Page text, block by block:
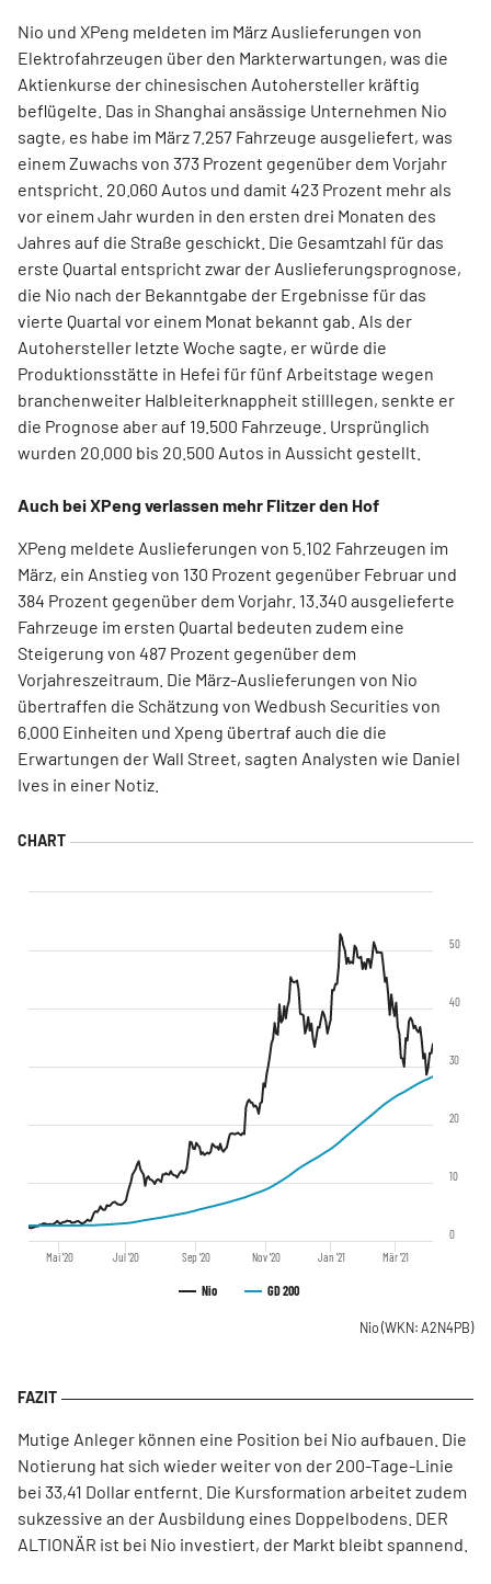
Nio und XPeng meldeten im März Auslieferungen von
Elektrofahrzeugen über den Markterwartungen, was die
Aktienkurse der chinesischen Autohersteller kräftig
beflügelte. Das in Shanghai ansässige Unternehmen Nio
sagte, es habe im März 7.257 Fahrzeuge ausgeliefert, was
einem Zuwachs von 373 Prozent gegenüber dem Vorjahr
entspricht. 20.060 Autos und damit 423 Prozent mehr als
vor einem Jahr wurden in den ersten drei Monaten des
Jahres auf die Straße geschickt. Die Gesamtzahl für das
erste Quartal entspricht zwar der Auslieferungsprognose,
die Nio nach der Bekanntgabe der Ergebnisse für das
vierte Quartal vor einem Monat bekannt gab. Als der
Autohersteller letzte Woche sagte, er würde die
Produktionsstätte in Hefei für fünf Arbeitstage wegen
branchenweiter Halbleiterknappheit stilllegen, senkte er
die Prognose aber auf 19.500 Fahrzeuge. Ursprünglich
wurden 20.000 bis 20.500 Autos in Aussicht gestellt.
Auch bei XPeng verlassen mehr Flitzer den Hof
XPeng meldete Auslieferungen von 5.102 Fahrzeugen im
März, ein Anstieg von 130 Prozent gegenüber Februar und
384 Prozent gegenüber dem Vorjahr. 13.340 ausgelieferte
Fahrzeuge im ersten Quartal bedeuten zudem eine
Steigerung von 487 Prozent gegenüber dem
Vorjahreszeitraum. Die März-Auslieferungen von Nio
übertraffen die Schätzung von Wedbush Securities von
6.000 Einheiten und Xpeng übertraf auch die die
Erwartungen der Wall Street, sagten Analysten wie Daniel
Ives in einer Notiz.
Nio GD 200
Mai '20 Jul '20 Sep '20 Nov '20 Jan '21 Mär '21
0
10
20
30
40
50
Nio (WKN: A2N4PB)
Mutige Anleger können eine Position bei Nio aufbauen. Die
Notierung hat sich wieder weiter von der 200-Tage-Linie
bei 33,41 Dollar entfernt. Die Kursformation arbeitet zudem
sukzessive an der Ausbildung eines Doppelbodens. DER
ALTIONÄR ist bei Nio investiert, der Markt bleibt spannend.